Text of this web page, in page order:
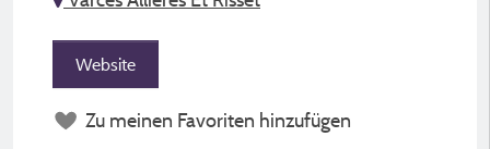
Website
Zu meinen Favoriten hinzufügen